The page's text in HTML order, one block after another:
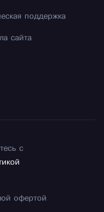
поддержка
сайта
с
офертой